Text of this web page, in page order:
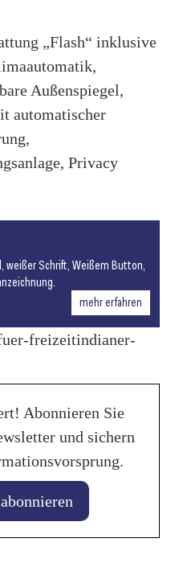
„Flash“ inklusive
Außenspiegel,
automatischer
Privacy
weißer Schrift, Weißem Button,
mehr erfahren
freizeitindianer-
Abonnieren Sie
und sichern